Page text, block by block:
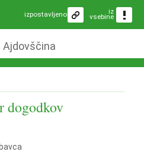
iz
vsebine
izpostavljeno
Ajdovščina
dogodkov